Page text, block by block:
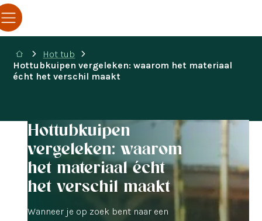
Hot tub
Hottubkuipen vergeleken: waarom het materiaal
écht het verschil maakt
Hottubkuipen
vergeleken: waarom
het materiaal écht
het verschil maakt
Wanneer je op zoek bent naar een